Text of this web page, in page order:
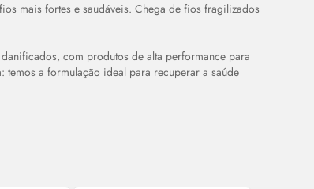
mais fortes e saudáveis. Chega de fios fragilizados
com produtos de alta performance para
a formulação ideal para recuperar a saúde